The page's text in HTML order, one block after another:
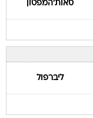
ליברפול